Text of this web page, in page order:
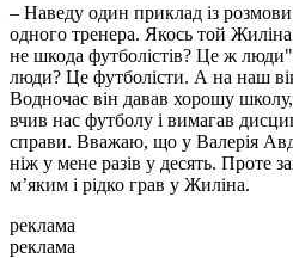
– Наведу один приклад із
одного тренера. Якось той
не шкода футболістів? Це ж
люди? Це футболісти. А на наш
Водночас він давав хорошу
вчив нас футболу і вимагав
справи. Вважаю, що у Валерія
ніж у мене разів у десять. Проте
м’яким і рідко грав у Жиліна.
реклама
реклама